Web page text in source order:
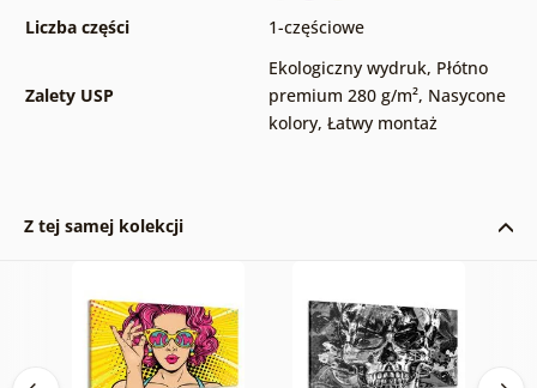
Liczba części
1-częściowe
Zalety USP
Ekologiczny wydruk, Płótno
premium 280 g/m², Nasycone
kolory, Łatwy montaż
Z tej samej kolekcji